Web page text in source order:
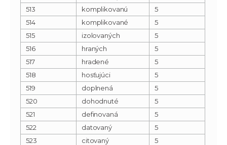
513
komplikovanú
5
514
komplikované
5
515
izolovaných
5
516
hraných
5
517
hradené
5
518
hosťujúci
5
519
doplnená
5
520
dohodnuté
5
521
definovaná
5
522
datovaný
5
523
citovaný
5